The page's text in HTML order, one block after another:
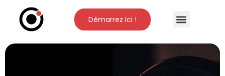
Démarrez Ici !